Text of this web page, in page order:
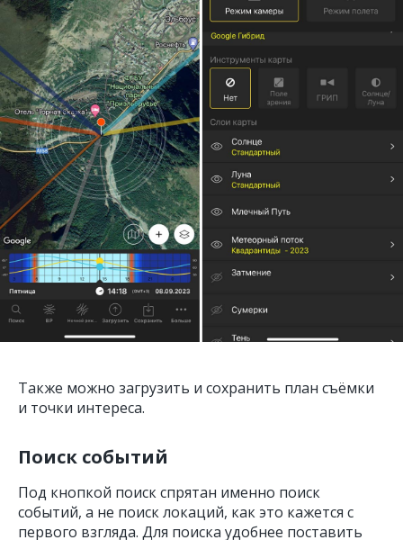
Также можно загрузить и сохранить план съёмки
и точки интереса.
Поиск событий
Под кнопкой поиск спрятан именно поиск
событий, а не поиск локаций, как это кажется с
первого взгляда. Для поиска удобнее поставить